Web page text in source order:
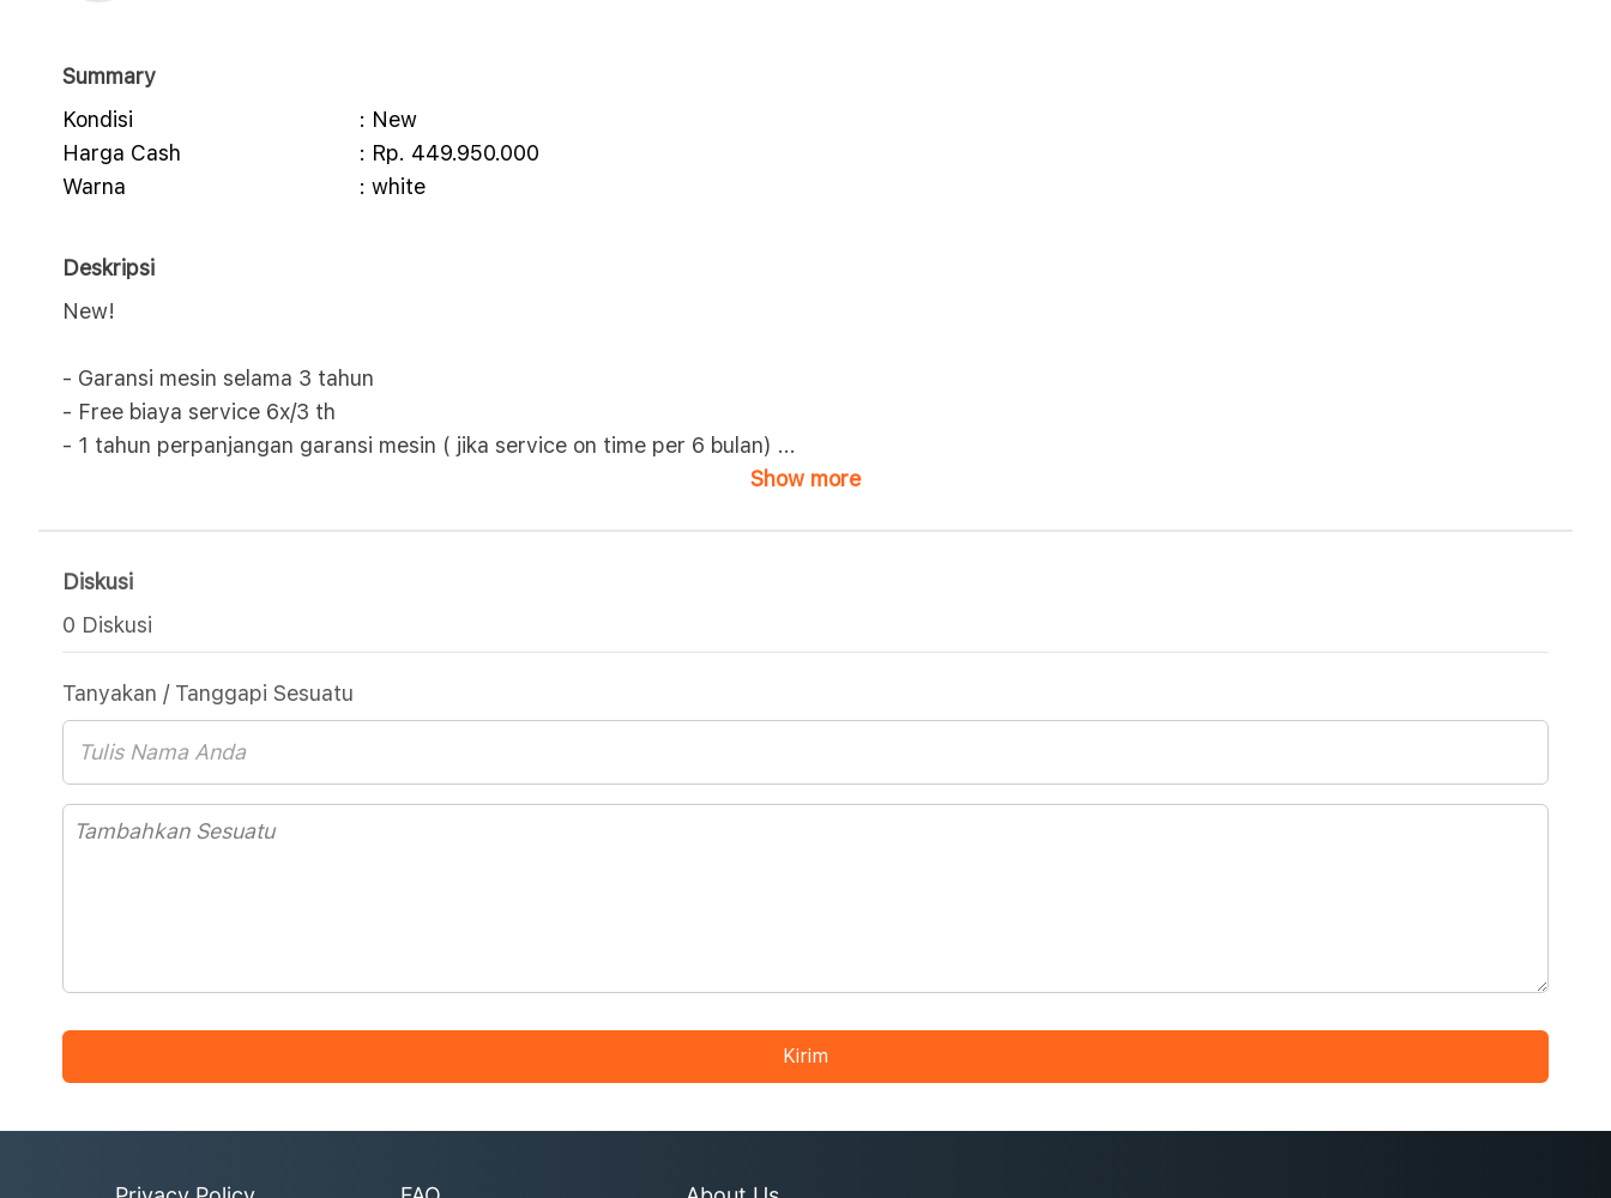
Summary
Kondisi
: New
Harga Cash
: Rp. 449.950.000
Warna
: white
Deskripsi
New!
- Garansi mesin selama 3 tahun
- Free biaya service 6x/3 th
- 1 tahun perpanjangan garansi mesin ( jika service on time per 6 bulan) ...
Show more
Diskusi
0 Diskusi
Tanyakan / Tanggapi Sesuatu
Kirim